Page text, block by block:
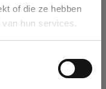
of die ze hebben
hun services.
by name, VAT or
it will auto-complete the
you can create